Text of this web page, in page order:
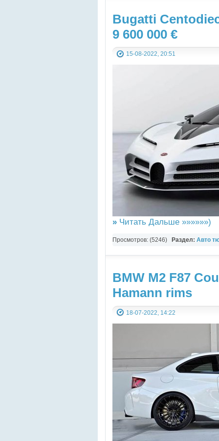
Bugatti
9 600 000 €
15-08-2022, 20:51
» Читать Дальше »»»»»»)
Просмотров: (5246) Раздел: Авто
BMW M2 F87
Hamann rims
18-07-2022, 14:22